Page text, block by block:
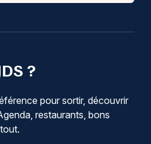
?
pour sortir, découvrir
restaurants, bons